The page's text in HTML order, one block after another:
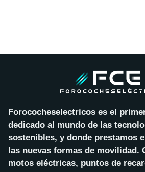
Forococheselectricos es el
dedicado al mundo de las
sostenibles, y donde prestamos
las nuevas formas de movilidad.
motos eléctricas, puntos de